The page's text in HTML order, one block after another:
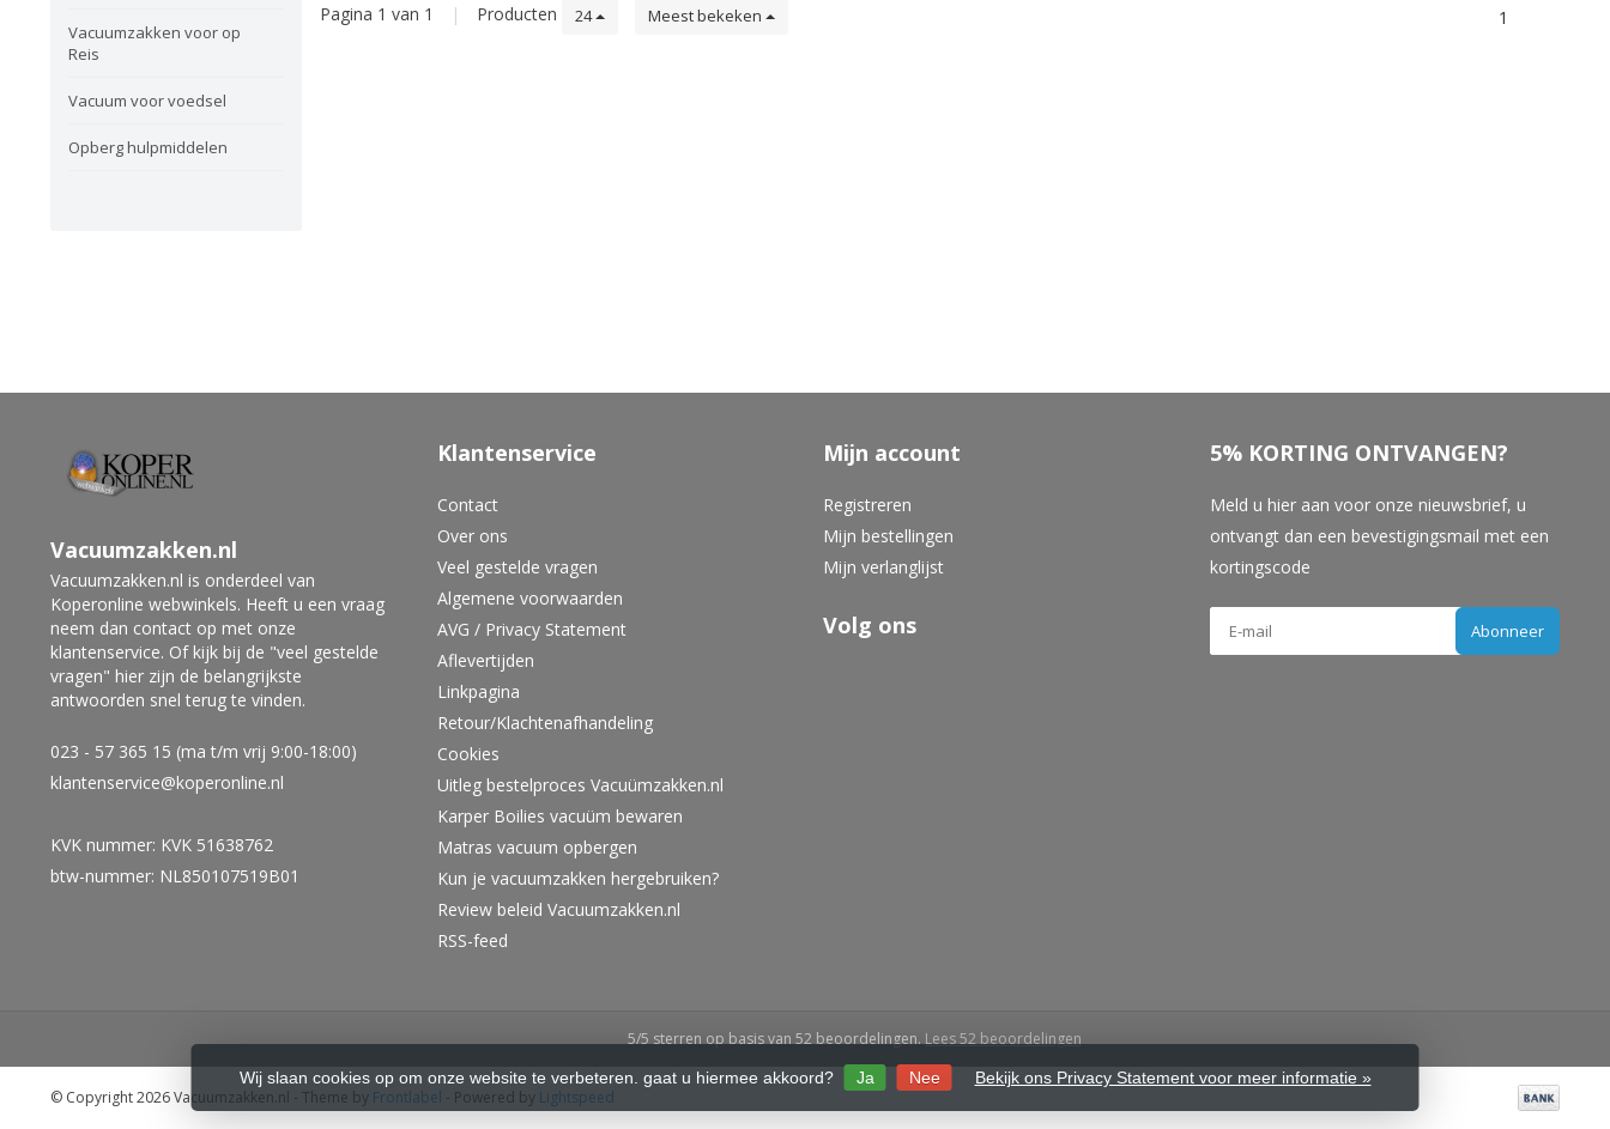
Vacuumzakken voor op
Reis
Vacuum voor voedsel
Opberg hulpmiddelen
Pagina 1 van 1 | Producten 24 Meest bekeken 1
Vacuumzakken.nl
Vacuumzakken.nl is onderdeel van
Koperonline webwinkels. Heeft u een vraag
neem dan contact op met onze
klantenservice. Of kijk bij de "veel gestelde
vragen" hier zijn de belangrijkste
antwoorden snel terug te vinden.
023 - 57 365 15 (ma t/m vrij 9:00-18:00)
klantenservice@koperonline.nl
KVK nummer: KVK 51638762
btw-nummer: NL850107519B01
Klantenservice
Contact
Over ons
Veel gestelde vragen
Algemene voorwaarden
AVG / Privacy Statement
Aflevertijden
Linkpagina
Retour/Klachtenafhandeling
Cookies
Uitleg bestelproces Vacuümzakken.nl
Karper Boilies vacuüm bewaren
Matras vacuum opbergen
Kun je vacuumzakken hergebruiken?
Review beleid Vacuumzakken.nl
RSS-feed
Mijn account
Registreren
Mijn bestellingen
Mijn verlanglijst
Volg ons
5% KORTING ONTVANGEN?
Meld u hier aan voor onze nieuwsbrief, u
ontvangt dan een bevestigingsmail met een
kortingscode
Abonneer
5/5 sterren op basis van 52 beoordelingen. Lees 52 beoordelingen
Wij slaan cookies op om onze website te verbeteren. gaat u hiermee akkoord? Ja Nee Bekijk ons Privacy Statement voor meer informatie »
© Copyright 2026 Vacuumzakken.nl - Theme by Frontlabel - Powered by Lightspeed